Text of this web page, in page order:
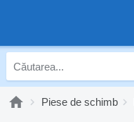
Piese de schimb